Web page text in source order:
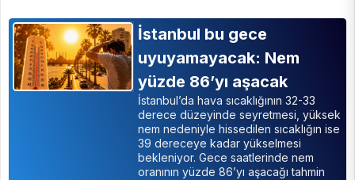
İstanbul bu gece
uyuyamayacak: Nem
yüzde 86’yı aşacak
İstanbul’da hava sıcaklığının 32-33
derece düzeyinde seyretmesi, yüksek
nem nedeniyle hissedilen sıcaklığın ise
39 dereceye kadar yükselmesi
bekleniyor. Gece saatlerinde nem
oranının yüzde 86’yı aşacağı tahmin